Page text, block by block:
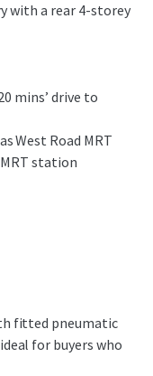
with a rear 4-storey
mins’ drive to
West Road MRT
station
fitted pneumatic
for buyers who